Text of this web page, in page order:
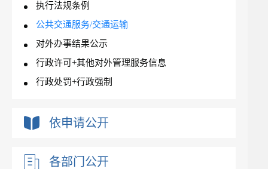
执行法规条例
公共交通服务/交通运输
对外办事结果公示
行政许可+其他对外管理服务信息
行政处罚+行政强制
依申请公开
各部门公开